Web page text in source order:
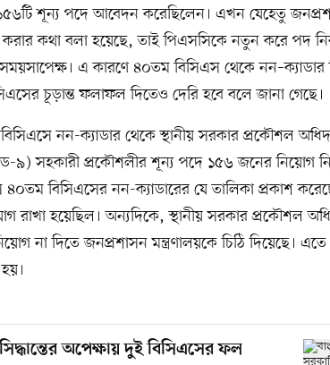
শূন্য পদে আবেদন করেছিলেন। এখন যেহেতু
করার কথা বলা হয়েছে, তাই পিএসসিকে নতুন করে পদ
সময়সাপেক্ষ। এ কারণে ৪০তম বিসিএস থেকে নন–ক্যাডার
চূড়ান্ত ফলাফল দিতেও দেরি হবে বলে জানা গেছে।
নন-ক্যাডার থেকে স্থানীয় সরকার প্রকৌশল
৯) সহকারী প্রকৌশলীর শূন্য পদে ১৫৬ জনের নিয়োগ
বিসিএসের নন-ক্যাডারের যে তালিকা প্রকাশ
রাখা হয়েছিল। অন্যদিকে, স্থানীয় সরকার প্রকৌশল
না দিতে জনপ্রশাসন মন্ত্রণালয়কে চিঠি দিয়েছে।
অপেক্ষায় দুই বিসিএসের ফল